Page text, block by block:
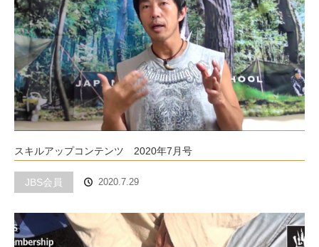
スキルアップコンテンツ 2020年7月号
JBS会員 2020.7.29